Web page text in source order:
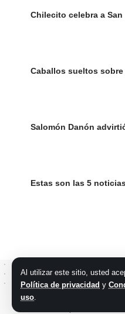
Al utilizar este sitio, usted
Política de privacidad y
uso.
Chilecito celebra a
Caballos sueltos
Salomón Danón
Estas son las 5